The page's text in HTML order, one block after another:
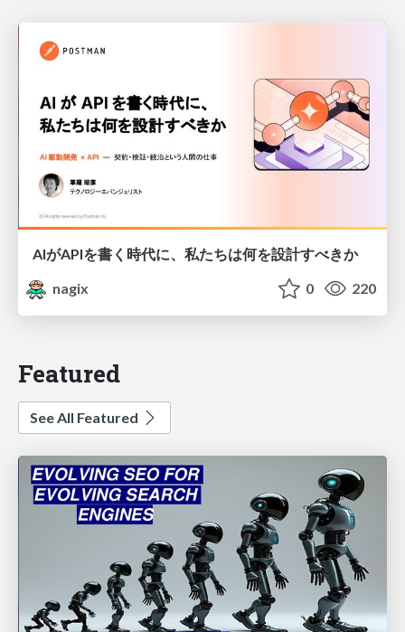
AIがAPIを書く時代に、私たちは何を設計すべきか
nagix
0 220
Featured
See All Featured